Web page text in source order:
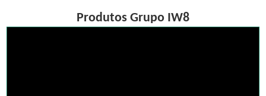
Produtos Grupo IW8